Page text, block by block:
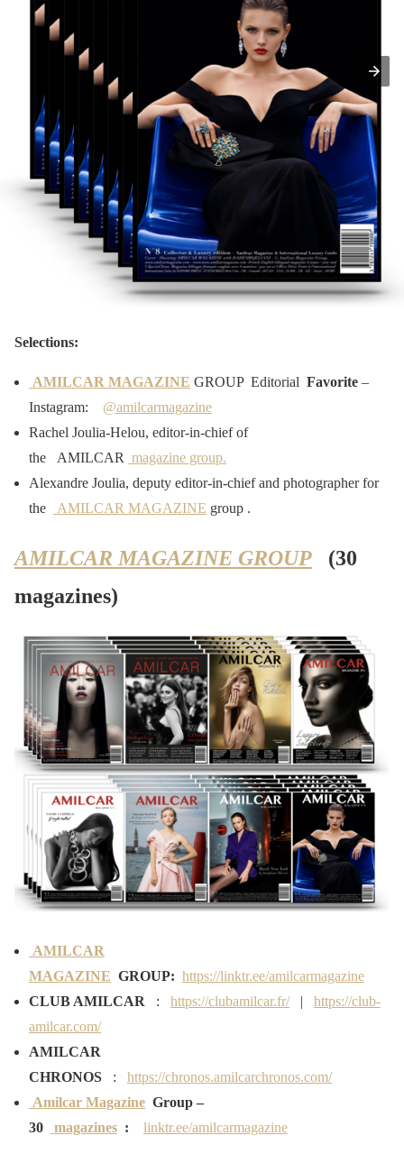
Selections:
AMILCAR MAGAZINE GROUP Editorial Favorite –
Instagram: @amilcarmagazine
Rachel Joulia-Helou, editor-in-chief of
the AMILCAR magazine group.
Alexandre Joulia, deputy editor-in-chief and photographer for
the
AMILCAR MAGAZINE group .
AMILCAR MAGAZINE GROUP
(30
magazines)
AMILCAR
MAGAZINE GROUP: https://linktr.ee/amilcarmagazine
CLUB AMILCAR
: https://clubamilcar.fr/| https://club-
amilcar.com/
AMILCAR
CHRONOS
: https://chronos.amilcarchronos.com/
Amilcar Magazine Group –
30
magazines : linktr.ee/amilcarmagazine